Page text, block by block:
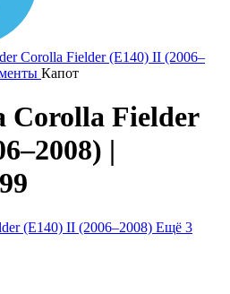
Corolla Fielder (E140) II (2006–
Капот
Corolla Fielder
|
Ещё 3